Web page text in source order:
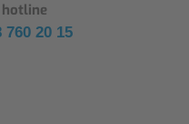
760 20 15